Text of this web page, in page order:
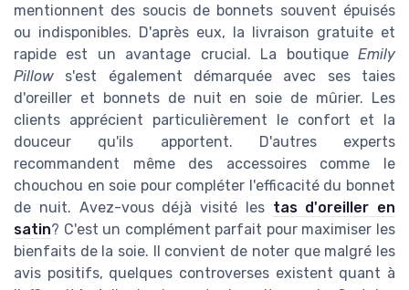
mentionnent des soucis de bonnets souvent épuisés
ou indisponibles. D'après eux, la livraison gratuite et
rapide est un avantage crucial. La boutique Emily
Pillow s'est également démarquée avec ses taies
d'oreiller et bonnets de nuit en soie de mûrier. Les
clients apprécient particulièrement le confort et la
douceur qu'ils apportent. D'autres experts
recommandent même des accessoires comme le
chouchou en soie pour compléter l'efficacité du bonnet
de nuit. Avez-vous déjà visité les tas d'oreiller en
satin? C'est un complément parfait pour maximiser les
bienfaits de la soie. Il convient de noter que malgré les
avis positifs, quelques controverses existent quant à